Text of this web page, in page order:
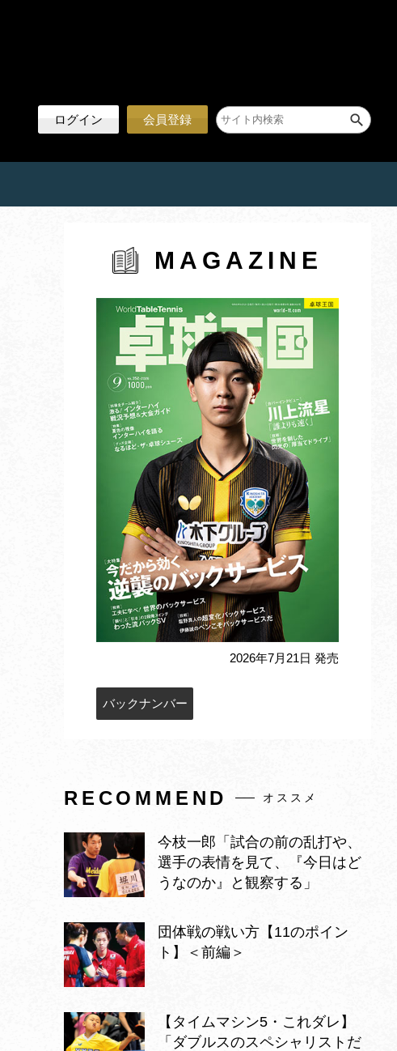
ログイン 会員登録
MAGAZINE
2026年7月21日 発売
バックナンバー
RECOMMEND オススメ
今枝一郎「試合の前の乱打や、
選手の表情を見て、『今日はど
うなのか』と観察する」
団体戦の戦い方【11のポイン
ト】＜前編＞
【タイムマシン5・これダレ】
「ダブルスのスペシャリストだ